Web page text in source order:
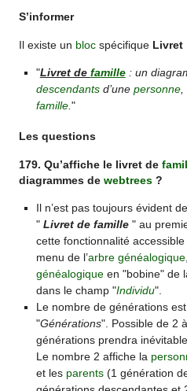
S’informer
Il existe un bloc spécifique Livret
"Livret de famille: un
descendantsd’une personne,
famille. "
Les questions
179. Qu’affiche le livret de
diagrammes dewebtrees ?
Il n’est pas toujours évident
" Livret de famille " au
cette fonctionnalité
menu de l’arbre généalogique
généalogiqueen "bobine" de
dans le champ "Individu".
Le nombre de générations
"Générations". Possible de 2
générations prendra
Le nombre 2 affiche la
et les parents(1 génération